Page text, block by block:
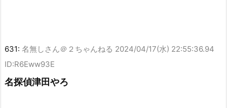
631: 名無しさん＠２ちゃんねる 2024/04/17(水) 22:55:36.94
ID:R6Eww93E
名探偵津田やろ